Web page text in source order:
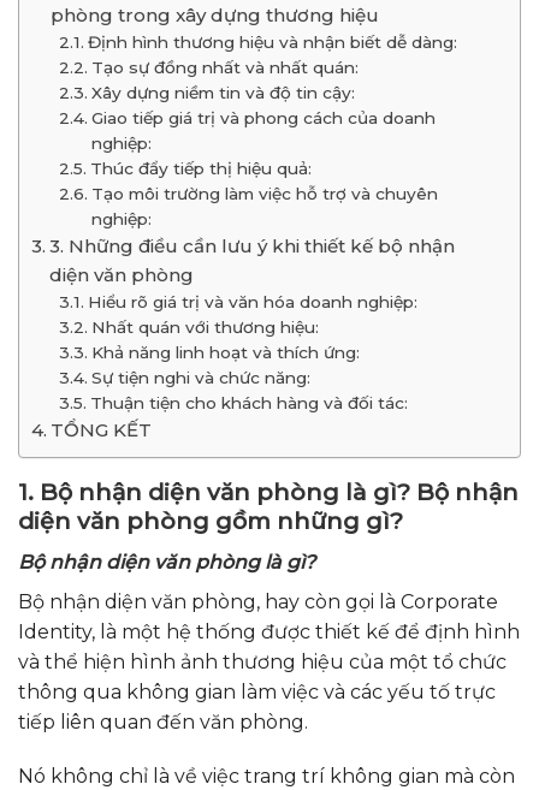
phòng trong xây dựng thương hiệu
Định hình thương hiệu và nhận biết dễ dàng:
Tạo sự đồng nhất và nhất quán:
Xây dựng niềm tin và độ tin cậy:
Giao tiếp giá trị và phong cách của doanh
nghiệp:
Thúc đẩy tiếp thị hiệu quả:
Tạo môi trường làm việc hỗ trợ và chuyên
nghiệp:
3. Những điều cần lưu ý khi thiết kế bộ nhận
diện văn phòng
Hiểu rõ giá trị và văn hóa doanh nghiệp:
Nhất quán với thương hiệu:
Khả năng linh hoạt và thích ứng:
Sự tiện nghi và chức năng:
Thuận tiện cho khách hàng và đối tác:
TỔNG KẾT
1. Bộ nhận diện văn phòng là gì? Bộ nhận
diện văn phòng gồm những gì?
Bộ nhận diện văn phòng là gì?
Bộ nhận diện văn phòng, hay còn gọi là Corporate
Identity, là một hệ thống được thiết kế để định hình
và thể hiện hình ảnh thương hiệu của một tổ chức
thông qua không gian làm việc và các yếu tố trực
tiếp liên quan đến văn phòng.
Nó không chỉ là về việc trang trí không gian mà còn